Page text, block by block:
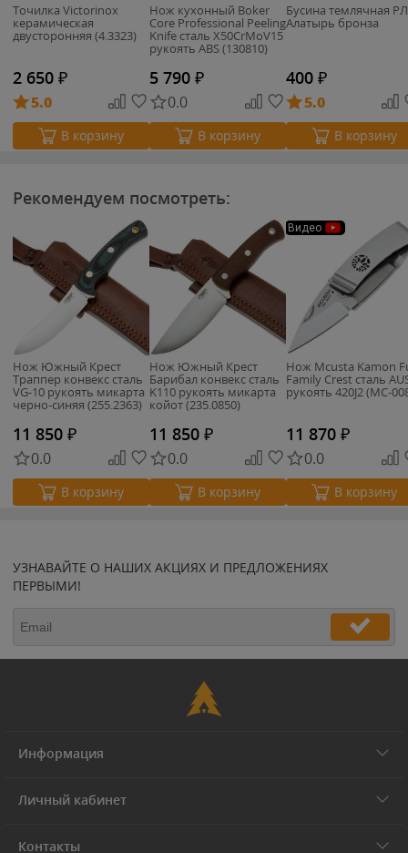
Точилка Victorinox
керамическая
двусторонняя (4.3323)
2 650 ₽
5.0
В корзину
Нож кухонный Boker
Core Professional Peeling
Knife сталь X50CrMoV15
рукоять ABS (130810)
5 790 ₽
0.0
В корзину
Бусина темлячная
Алатырь бронза
400 ₽
5.0
В корзину
Рекомендуем посмотреть:
Нож Южный Крест
Траппер конвекс сталь
VG-10 рукоять микарта
черно-синяя (255.2363)
11 850 ₽
0.0
В корзину
Нож Южный Крест
Барибал конвекс сталь
K110 рукоять микарта
койот (235.0850)
11 850 ₽
0.0
В корзину
Видео
Нож Mcusta Kamon
Family Crest сталь
рукоять 420J2 (MC-
11 870 ₽
0.0
В корзину
УЗНАВАЙТЕ О НАШИХ АКЦИЯХ И ПРЕДЛОЖЕНИЯХ
ПЕРВЫМИ!
Информация
Личный кабинет
Контакты